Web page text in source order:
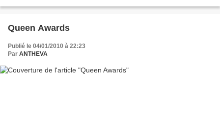
Queen Awards
Publié le 04/01/2010 à 22:23
Par ANTHEVA